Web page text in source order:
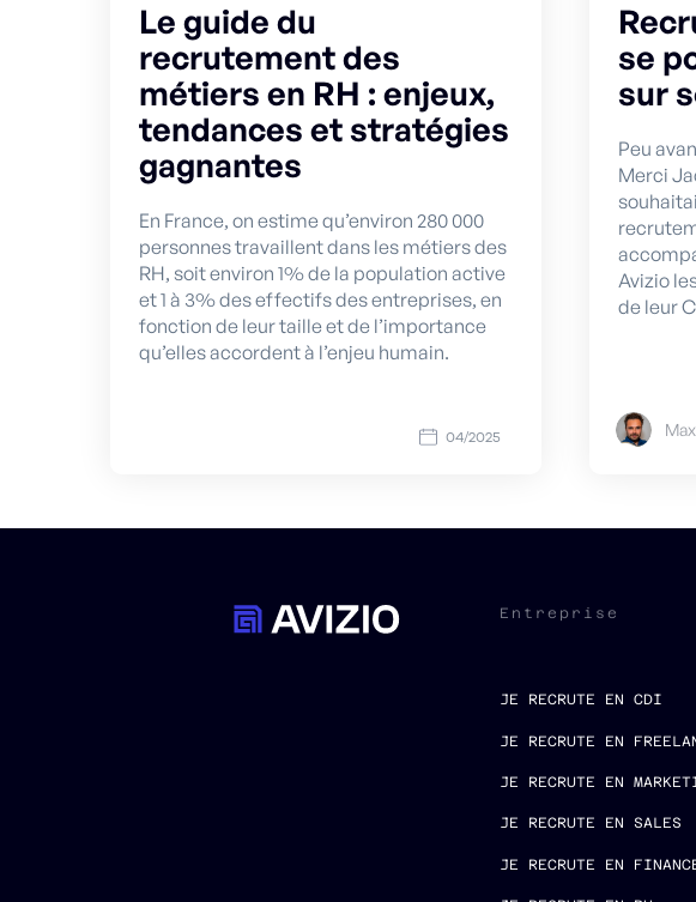
Le guide du
recrutement des
métiers en RH : enjeux,
tendances et stratégies
gagnantes
En France, on estime qu’environ 280 000
personnes travaillent dans les métiers des
RH, soit environ 1% de la population active
et 1 à 3% des effectifs des entreprises, en
fonction de leur taille et de l’importance
qu’elles accordent à l’enjeu humain.
04/2025
se
sur
Peu
Merci
Avizio
de leur
Entreprise
JE RECRUTE EN CDI
JE RECRUTE EN
JE RECRUTE EN
JE RECRUTE EN SALES
JE RECRUTE EN